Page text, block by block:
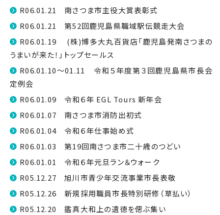
R06.01.21 南さつま市主役大賞表彰式
R06.01.21 第52回鹿児島県職域駅伝競走大会
R06.01.19 (株)博多大丸百貨店「鹿児島発南さつまの
うまいが来た！」トップセールス
R06.01.10～01.11 令和５年度第３回鹿児島県市長会
定例会
R06.01.09 令和６年 EGL Tours 新年会
R06.01.07 南さつま市消防出初式
R06.01.04 令和６年仕事始め式
R06.01.03 第19回南さつま市二十歳のつどい
R06.01.01 令和６年元旦ラン＆ウォーク
R05.12.27 旭川市青少年交流事業市長表敬
R05.12.26 新規採用職員市長特別研修（草払い）
R05.12.20 鑑真大和上の遺徳を偲ぶ集い